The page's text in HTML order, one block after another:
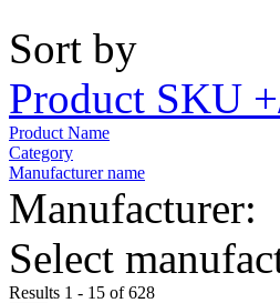
Sort by
Product SKU
Product Name
Category
Manufacturer name
Manufacturer:
Select
Results 1 - 15 of 628